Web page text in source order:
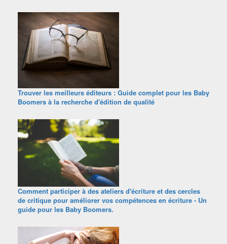
Trouver les meilleurs éditeurs : Guide complet pour les Baby
Boomers à la recherche d'édition de qualité
Comment participer à des ateliers d'écriture et des cercles
de critique pour améliorer vos compétences en écriture - Un
guide pour les Baby Boomers.